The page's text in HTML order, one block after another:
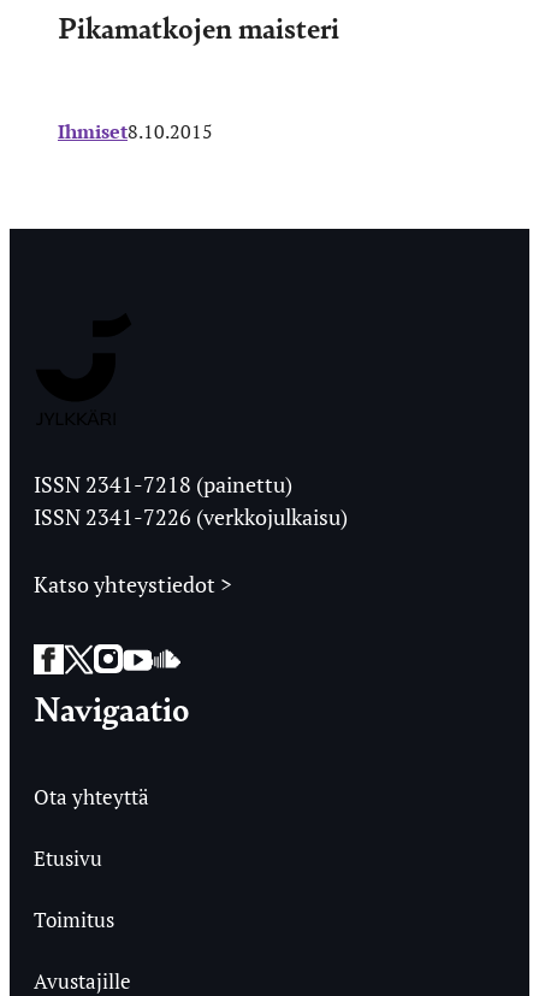
Pikamatkojen maisteri
Ihmiset8.10.2015
Ylioppilaslehti
ISSN 2341-7218 (painettu)
ISSN 2341-7226 (verkkojulkaisu)
Katso yhteystiedot >
Facebook
Twitter
Instagram
YouTube
SoundCloud
Navigaatio
Ota yhteyttä
Etusivu
Toimitus
Avustajille